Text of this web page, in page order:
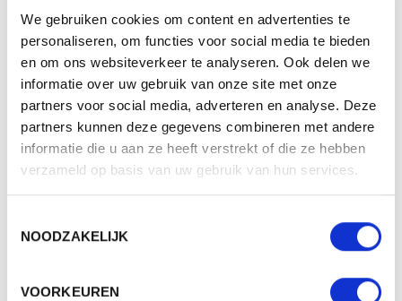
We gebruiken cookies om content en advertenties te
personaliseren, om functies voor social media te bieden
en om ons websiteverkeer te analyseren. Ook delen we
informatie over uw gebruik van onze site met onze
partners voor social media, adverteren en analyse. Deze
partners kunnen deze gegevens combineren met andere
informatie die u aan ze heeft verstrekt of die ze hebben
verzameld op basis van uw gebruik van hun services.
NOODZAKELIJK
VOORKEUREN
BQS BEST CHOICES – DE BESTE KEUZE VOOR
Choices label kies je altijd voor de beste optie.